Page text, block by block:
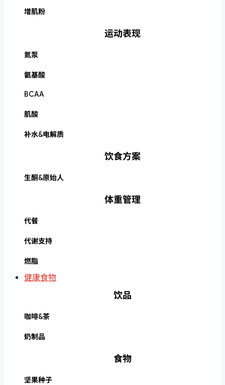
增肌粉
运动表现
氮泵
氨基酸
BCAA
肌酸
补水&电解质
饮食方案
生酮&原始人
体重管理
代餐
代谢支持
燃脂
健康食物
饮品
咖啡&茶
奶制品
食物
坚果种子